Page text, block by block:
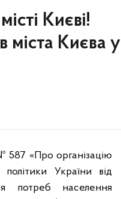
Києві!
міста Києва у
587 «Про організацію
України від
потреб населення